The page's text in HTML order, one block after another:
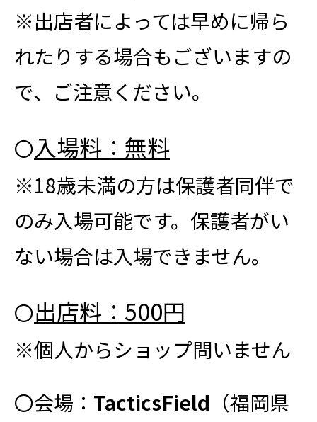
※出店者によっては早めに帰ら
れたりする場合もございますの
で、ご注意ください。
〇入場料：無料
※18歳未満の方は保護者同伴で
のみ入場可能です。保護者がい
ない場合は入場できません。
〇出店料：500円
※個人からショップ問いません
〇会場： TacticsField （福岡県